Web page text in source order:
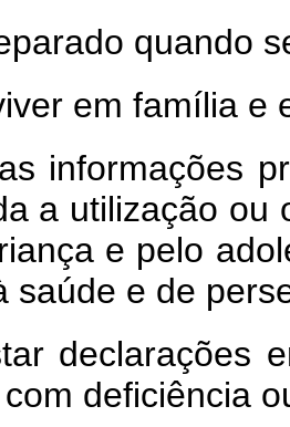
quando
em família e
informações
a utilização ou
e pelo
saúde e de
declarações
deficiência